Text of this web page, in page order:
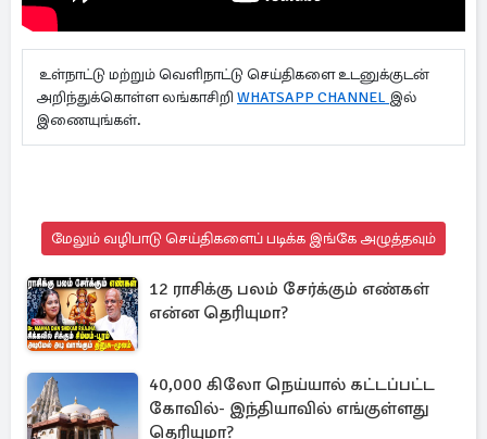
உள்நாட்டு மற்றும் வெளிநாட்டு செய்திகளை உடனுக்குடன்
அறிந்துக்கொள்ள லங்காசிறி WHATSAPP CHANNEL இல்
இணையுங்கள்.
மேலும் வழிபாடு செய்திகளைப் படிக்க இங்கே அழுத்தவும்
12 ராசிக்கு பலம் சேர்க்கும் எண்கள்
என்ன தெரியுமா?
40,000 கிலோ நெய்யால் கட்டப்பட்ட
கோவில்- இந்தியாவில் எங்குள்ளது
தெரியுமா?